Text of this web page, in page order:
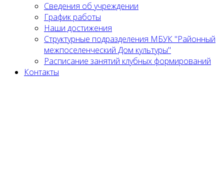
Сведения об учреждении
График работы
Наши достижения
Структурные подразделения МБУК "Районный
межпоселенческий Дом культуры"
Расписание занятий клубных формирований
Контакты